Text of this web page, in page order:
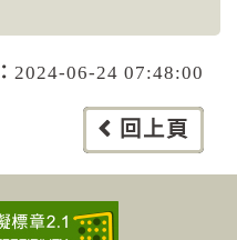
2024-06-24 07:48:00
回上頁